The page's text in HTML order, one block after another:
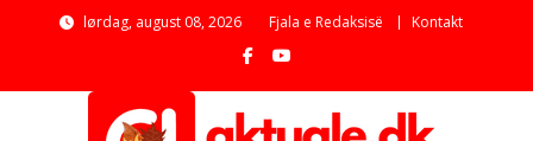
lørdag, august 08, 2026 Fjala e Redaksisë Kontakt